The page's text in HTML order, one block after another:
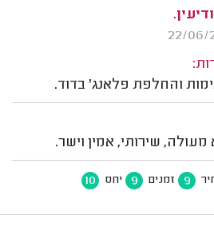
והחלפת פלאנג' בדוד.
שירותי, אמין וישר.
9 זמנים 9 יחס 10